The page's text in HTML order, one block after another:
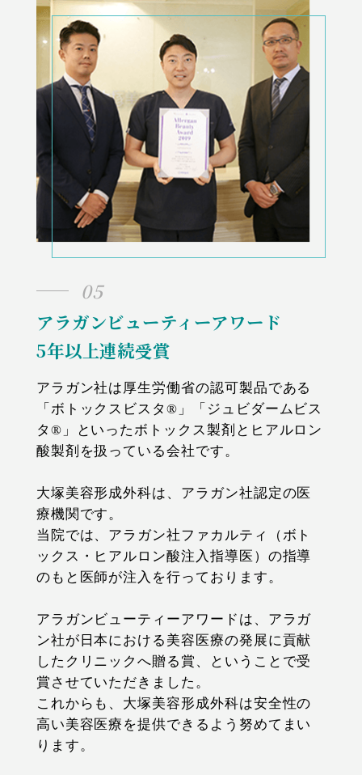
05
アラガンビューティーアワード
5年以上連続受賞
アラガン社は厚生労働省の認可製品である
「ボトックスビスタ®」「ジュビダームビス
タ®」といったボトックス製剤とヒアルロン
酸製剤を扱っている会社です。
大塚美容形成外科は、アラガン社認定の医
療機関です。
当院では、アラガン社ファカルティ（ボト
ックス・ヒアルロン酸注入指導医）の指導
のもと医師が注入を行っております。
アラガンビューティーアワードは、アラガ
ン社が日本における美容医療の発展に貢献
したクリニックへ贈る賞、ということで受
賞させていただきました。
これからも、大塚美容形成外科は安全性の
高い美容医療を提供できるよう努めてまい
ります。